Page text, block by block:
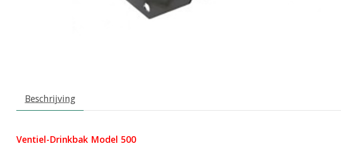
Beschrijving
Ventiel-Drinkbak Model 500